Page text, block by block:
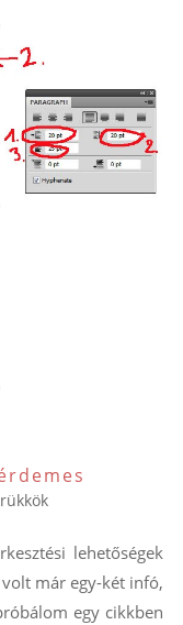
lehetőségek
már egy-két infó,
egy cikkben